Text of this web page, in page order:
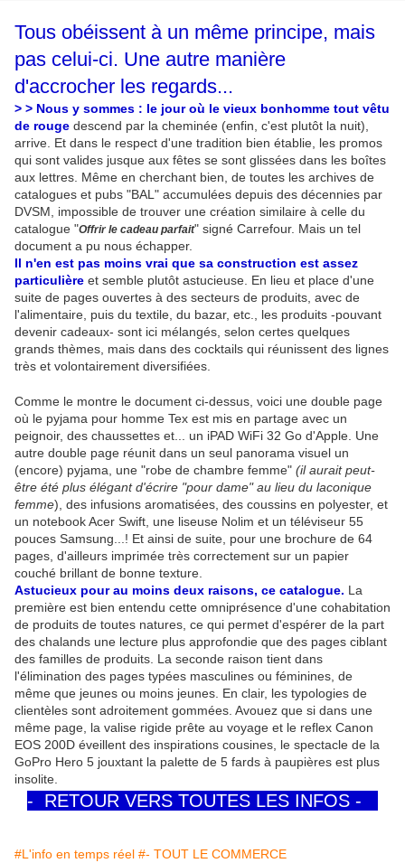
Tous obéissent à un même principe, mais
pas celui-ci. Une autre manière
d'accrocher les regards...
> > Nous y sommes : le jour où le vieux bonhomme tout vêtu
de rouge descend par la cheminée (enfin, c'est plutôt la nuit),
arrive. Et dans le respect d'une tradition bien établie, les promos
qui sont valides jusque aux fêtes se sont glissées dans les boîtes
aux lettres. Même en cherchant bien, de toutes les archives de
catalogues et pubs "BAL" accumulées depuis des décennies par
DVSM, impossible de trouver une création similaire à celle du
catalogue "Offrir le cadeau parfait" signé Carrefour. Mais un tel
document a pu nous échapper.
Il n'en est pas moins vrai que sa construction est assez
particulière et semble plutôt astucieuse. En lieu et place d'une
suite de pages ouvertes à des secteurs de produits, avec de
l'alimentaire, puis du textile, du bazar, etc., les produits -pouvant
devenir cadeaux- sont ici mélangés, selon certes quelques
grands thèmes, mais dans des cocktails qui réunissent des lignes
très et volontairement diversifiées.
Comme le montre le document ci-dessus, voici une double page
où le pyjama pour homme Tex est mis en partage avec un
peignoir, des chaussettes et... un iPAD WiFi 32 Go d'Apple. Une
autre double page réunit dans un seul panorama visuel un
(encore) pyjama, une "robe de chambre femme" (il aurait peut-
être été plus élégant d'écrire "pour dame" au lieu du laconique
femme), des infusions aromatisées, des coussins en polyester, et
un notebook Acer Swift, une liseuse Nolim et un téléviseur 55
pouces Samsung...! Et ainsi de suite, pour une brochure de 64
pages, d'ailleurs imprimée très correctement sur un papier
couché brillant de bonne texture.
Astucieux pour au moins deux raisons, ce catalogue. La
première est bien entendu cette omniprésence d'une cohabitation
de produits de toutes natures, ce qui permet d'espérer de la part
des chalands une lecture plus approfondie que des pages ciblant
des familles de produits. La seconde raison tient dans
l'élimination des pages typées masculines ou féminines, de
même que jeunes ou moins jeunes. En clair, les typologies de
clientèles sont adroitement gommées. Avouez que si dans une
même page, la valise rigide prête au voyage et le reflex Canon
EOS 200D éveillent des inspirations cousines, le spectacle de la
GoPro Hero 5 jouxtant la palette de 5 fards à paupières est plus
insolite.
- RETOUR VERS TOUTES LES INFOS -
#L'info en temps réel #- TOUT LE COMMERCE